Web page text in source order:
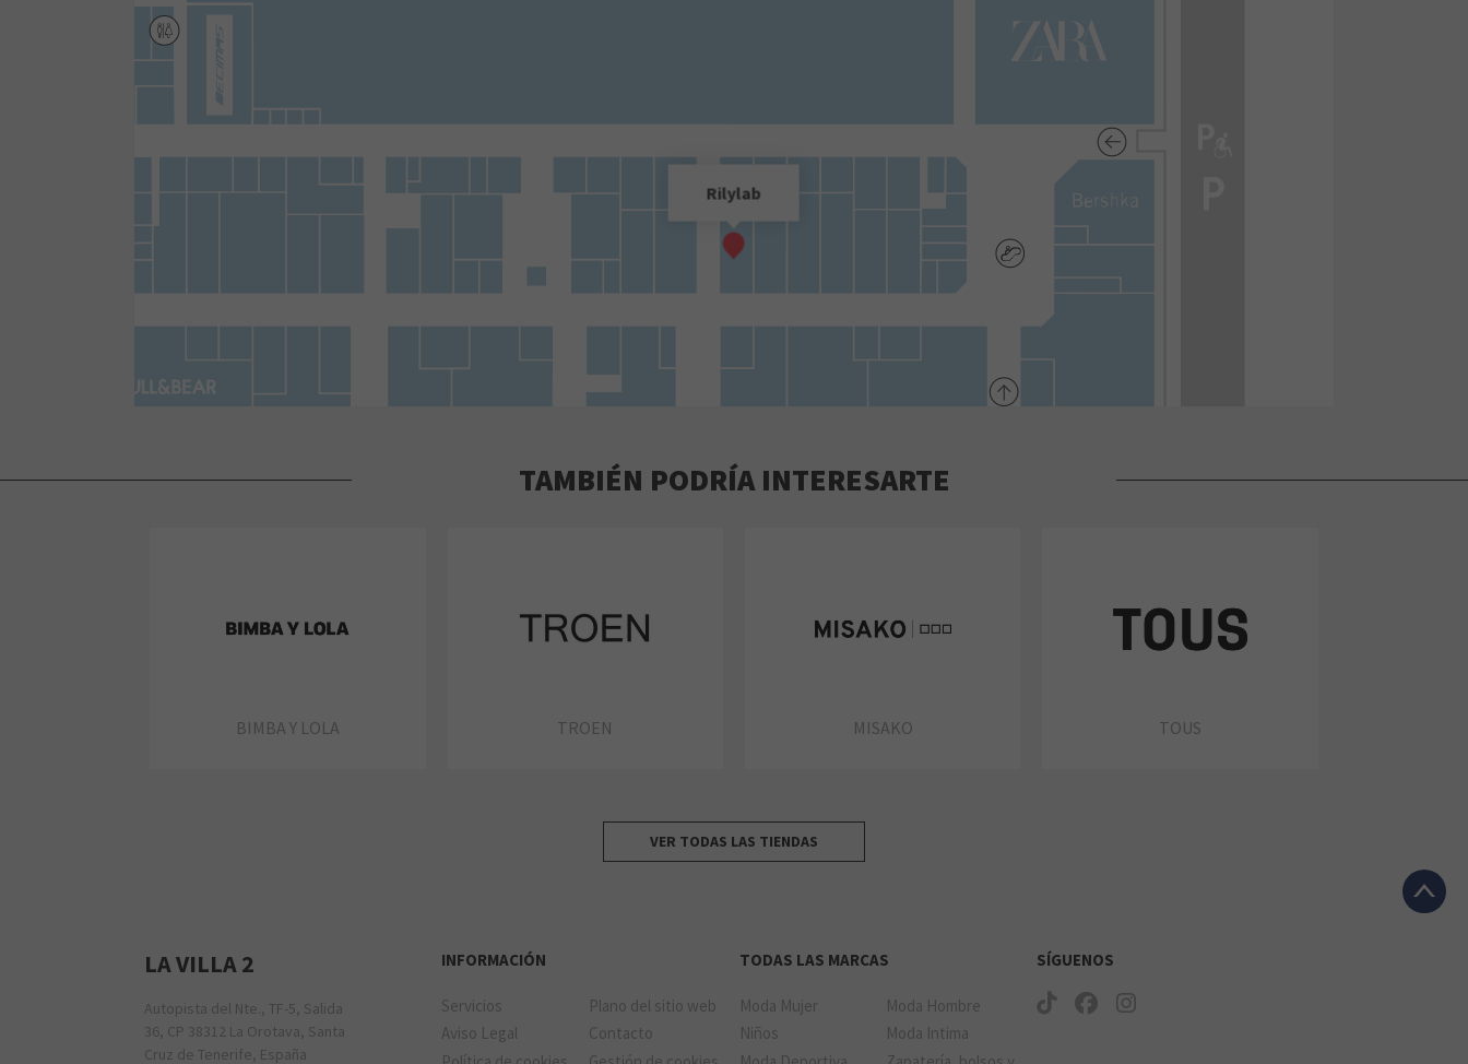
Rilylab
TAMBIÉN PODRÍA INTERESARTE
BIMBA Y LOLA TROEN MISAKO TOUS
VER TODAS LAS TIENDAS
LA VILLA 2
Autopista del Nte., TF-5, Salida
36, CP 38312 La Orotava, Santa
Cruz de Tenerife, España
INFORMACIÓN
Servicios
Plano del sitio web
Aviso Legal
Contacto
TODAS LAS MARCAS
Moda Mujer
Moda Hombre
Niños
Moda Intima
SÍGUENOS